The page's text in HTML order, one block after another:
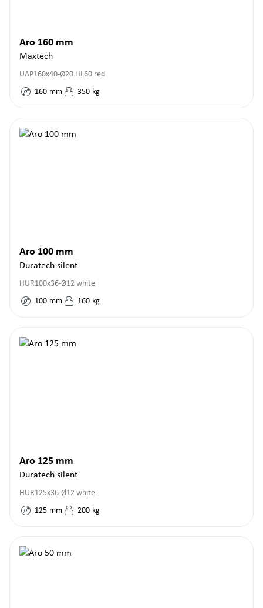
Aro 160 mm
Maxtech
UAP160x40-Ø20 HL60 red
160 mm 350 kg
Aro 100 mm
Duratech silent
HUR100x36-Ø12 white
100 mm 160 kg
Aro 125 mm
Duratech silent
HUR125x36-Ø12 white
125 mm 200 kg